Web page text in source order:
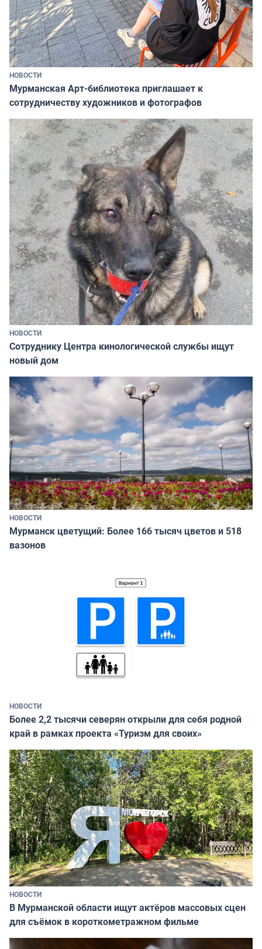
НОВОСТИ
Мурманская Арт-библиотека приглашает к
сотрудничеству художников и фотографов
НОВОСТИ
Сотруднику Центра кинологической службы ищут
новый дом
НОВОСТИ
Мурманск цветущий: Более 166 тысяч цветов и 518
вазонов
НОВОСТИ
Более 2,2 тысячи северян открыли для себя родной
край в рамках проекта «Туризм для своих»
НОВОСТИ
В Мурманской области ищут актёров массовых сцен
для съёмок в короткометражном фильме